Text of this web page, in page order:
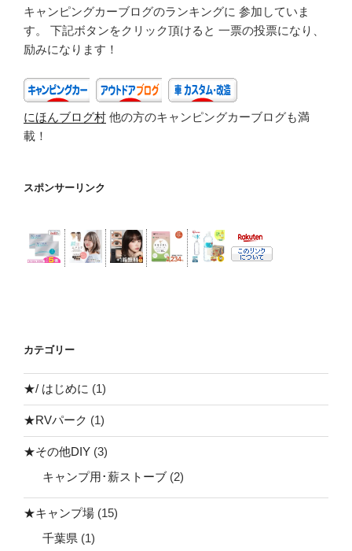
用･
薪
ス
ー
ブ
あ
れ
①”
c
b
o
o
tt
キャンピングカーブログのランキングに 参加していま
す。 下記ボタンをクリック頂けると 一票の投票になり、
励みになります！
にほんブログ村 他の方のキャンピングカーブログも満
載！
スポンサーリンク
カテゴリー
★/ はじめに (1)
★RVパーク (1)
★その他DIY (3)
キャンプ用･薪ストーブ (2)
★キャンプ場 (15)
千葉県 (1)